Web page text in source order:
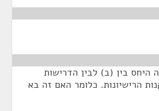
היחס בין (ב) לבין הדרישות
בתקנה 103 לתקנות הרישיונות. כלומר האם זה בא